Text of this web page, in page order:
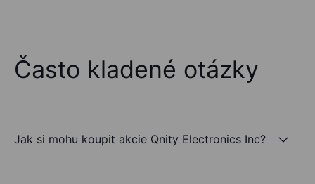
Často kladené otázky
Jak si mohu koupit akcie Qnity Electronics Inc?